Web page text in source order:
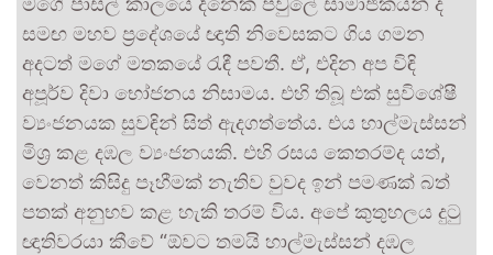
සමඟ මහව ප්‍රදේශයේ ඥාති නිවෙසකට ගිය ගමන
අදටත් මගේ මතකයේ රැඳී පවතී. ඒ, එදින අප විඳි
අපූර්ව දිවා භෝජනය නිසාමය. එහි තිබූ එක් සුවිශේෂී
ව්‍යංජනයක සුවඳින් සිත් ඇදගත්තේය. එය හාල්මැස්සන්
මිශ්‍ර කළ දඹල ව්‍යංජනයකි. එහි රසය කෙතරම්ද යත්,
වෙනත් කිසිදු පෑහීමක් නැතිව වුවද ඉන් පමණක් බත්
පතක් අනුභව කළ හැකි තරම් විය. අපේ කුතුහලය දුටු
ඥාතිවරයා කීවේ “ඕවට තමයි හාල්මැස්සන් දඹල